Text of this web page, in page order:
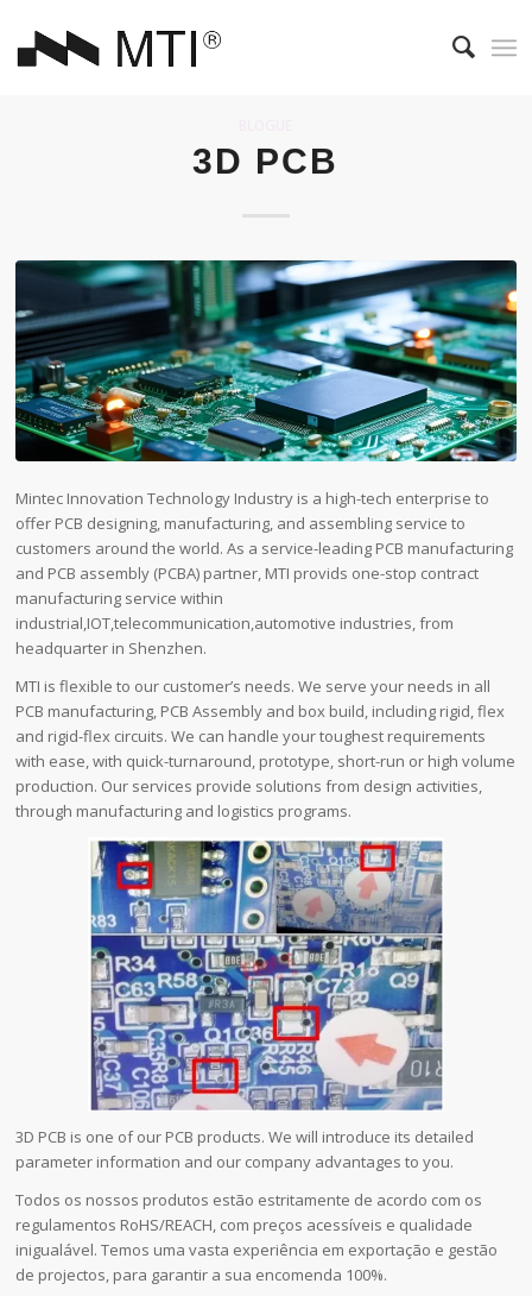
3D PCB
Mintec Innovation Technology Industry is a high-tech enterprise to
offer PCB designing, manufacturing, and assembling service to
customers around the world. As a service-leading PCB manufacturing
and PCB assembly (PCBA) partner, MTI provids one-stop contract
manufacturing service within
industrial,IOT,telecommunication,automotive industries, from
headquarter in Shenzhen.
MTI is flexible to our customer’s needs. We serve your needs in all
PCB manufacturing, PCB Assembly and box build, including rigid, flex
and rigid-flex circuits. We can handle your toughest requirements
with ease, with quick-turnaround, prototype, short-run or high volume
production. Our services provide solutions from design activities,
through manufacturing and logistics programs.
3D PCB is one of our PCB products. We will introduce its detailed
parameter information and our company advantages to you.
Todos os nossos produtos estão estritamente de acordo com os
regulamentos RoHS/REACH, com preços acessíveis e qualidade
inigualável. Temos uma vasta experiência em exportação e gestão
de projectos, para garantir a sua encomenda 100%.